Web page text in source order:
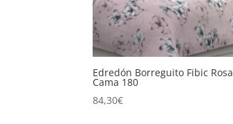
Edredón Borreguito Fibic Rosa
Cama 180
84,30€